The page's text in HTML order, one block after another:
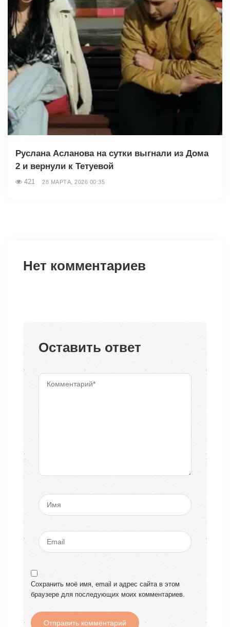
Руслана Асланова на сутки выгнали из Дома
2 и вернули к Тетуевой
421 28 МАРТА, 2026 00:35
Нет комментариев
Оставить ответ
Сохранить моё имя, email и адрес сайта в этом
браузере для последующих моих комментариев.